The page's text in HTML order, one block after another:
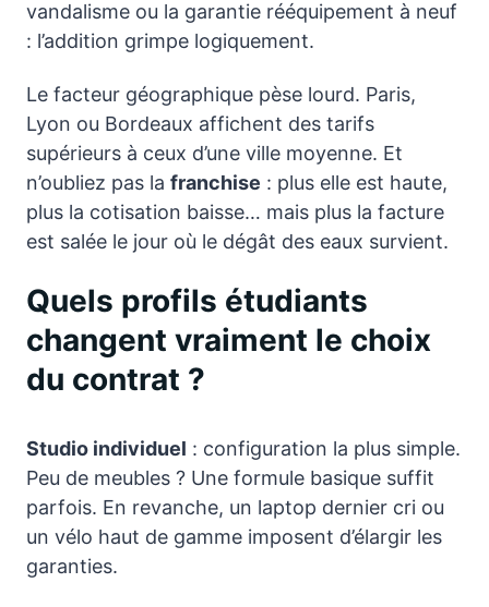
vandalisme ou la garantie rééquipement à neuf
: l’addition grimpe logiquement.
Le facteur géographique pèse lourd. Paris,
Lyon ou Bordeaux affichent des tarifs
supérieurs à ceux d’une ville moyenne. Et
n’oubliez pas la franchise : plus elle est haute,
plus la cotisation baisse… mais plus la facture
est salée le jour où le dégât des eaux survient.
Quels profils étudiants
changent vraiment le choix
du contrat ?
Studio individuel : configuration la plus simple.
Peu de meubles ? Une formule basique suffit
parfois. En revanche, un laptop dernier cri ou
un vélo haut de gamme imposent d’élargir les
garanties.